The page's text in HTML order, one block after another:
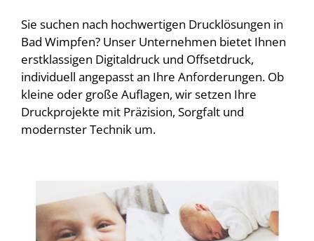
Sie suchen nach hochwertigen Drucklösungen in
Bad Wimpfen? Unser Unternehmen bietet Ihnen
erstklassigen Digitaldruck und Offsetdruck,
individuell angepasst an Ihre Anforderungen. Ob
kleine oder große Auflagen, wir setzen Ihre
Druckprojekte mit Präzision, Sorgfalt und
modernster Technik um.